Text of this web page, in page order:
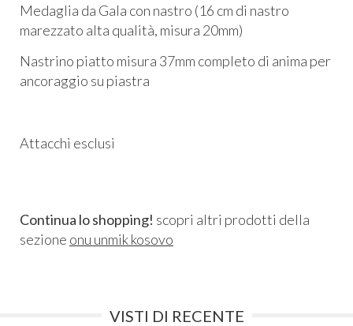
Medaglia da Gala con nastro (16 cm di nastro
marezzato alta qualità, misura 20mm)
Nastrino piatto misura 37mm completo di anima per
ancoraggio su piastra
Attacchi esclusi
Continua lo shopping! scopri altri prodotti della
sezione onu unmik kosovo
VISTI DI RECENTE